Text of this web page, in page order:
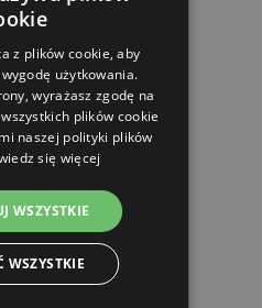
24x12,5x11cm jednostronna
zl
z plików cookie, aby
użytkowania.
wyrażasz zgodę na
plików cookie
naszej polityki plików
się więcej
WSZYSTKIE
WSZYSTKIE